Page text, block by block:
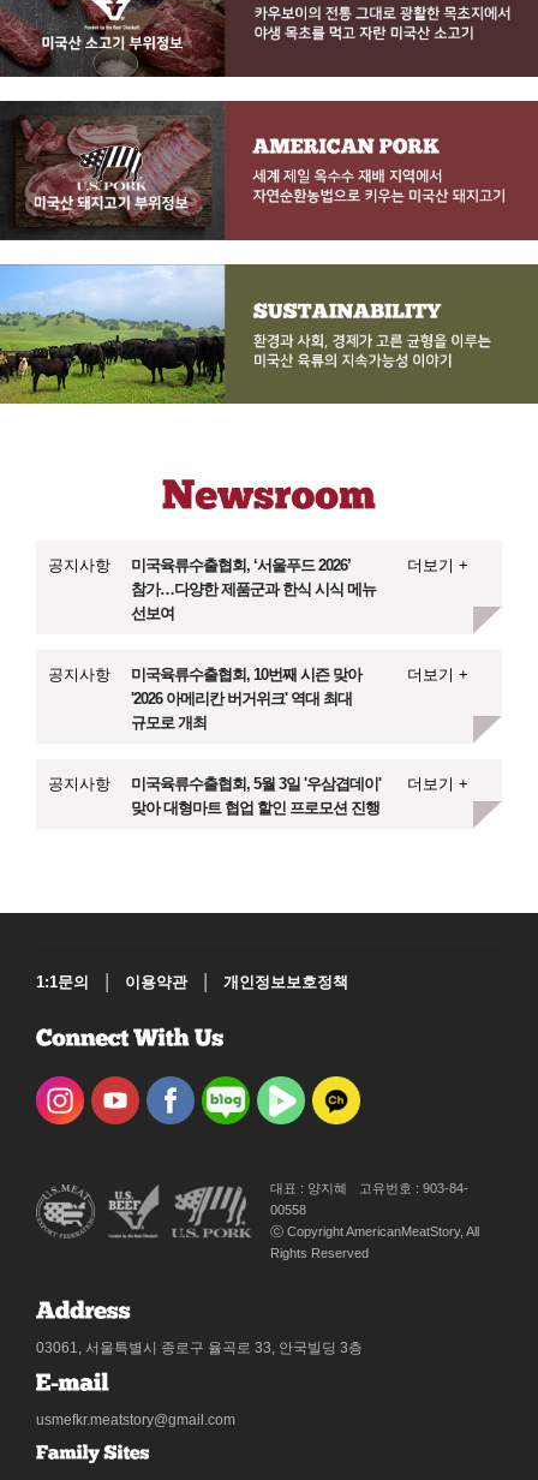
공지사항
미국육류수출협회, ‘서울푸드 2026’
참가…다양한 제품군과 한식 시식 메뉴
선보여
더보기 +
공지사항
미국육류수출협회, 10번째 시즌 맞아
'2026 아메리칸 버거위크' 역대 최대
규모로 개최
더보기 +
공지사항
미국육류수출협회, 5월 3일 '우삼겹데이'
맞아 대형마트 협업 할인 프로모션 진행
더보기 +
1:1문의 이용약관 개인정보보호정책
대표 : 양지혜
고유번호 : 903-84-
00558
ⓒ Copyright AmericanMeatStory, All
Rights Reserved
03061, 서울특별시 종로구 율곡로 33, 안국빌딩 3층
usmefkr.meatstory@gmail.com